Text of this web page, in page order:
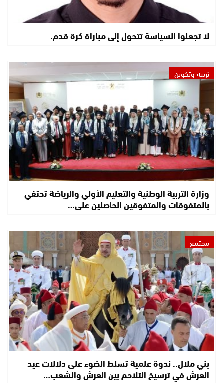
لا تجعلوا السياسة تتحول إلى مباراة كرة قدم.
تربية وتكوين
وزارة التربية الوطنية والتعليم الأولي والرياضة تحتفي
بالمتفوقات والمتفوقين الحاصلين على…
مجتمع
بني ملال.. ندوة علمية تسلط الضوء على دلالات عيد
العرش في ترسيخ التلاحم بين العرش والشعب…